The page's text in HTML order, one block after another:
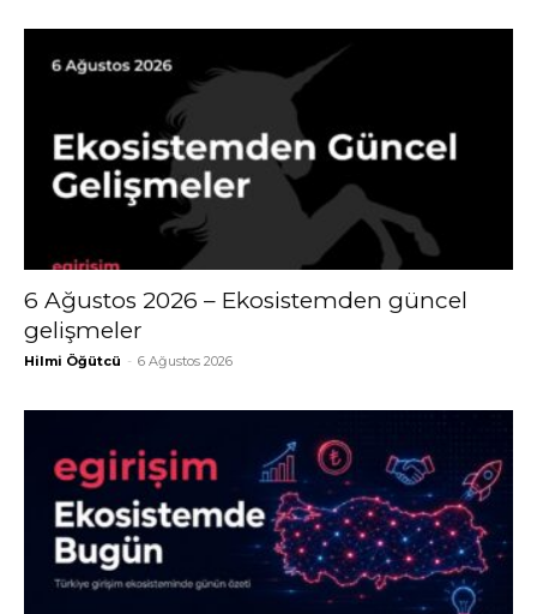
6 Ağustos 2026 – Ekosistemden güncel
gelişmeler
Hilmi Öğütcü - 6 Ağustos 2026